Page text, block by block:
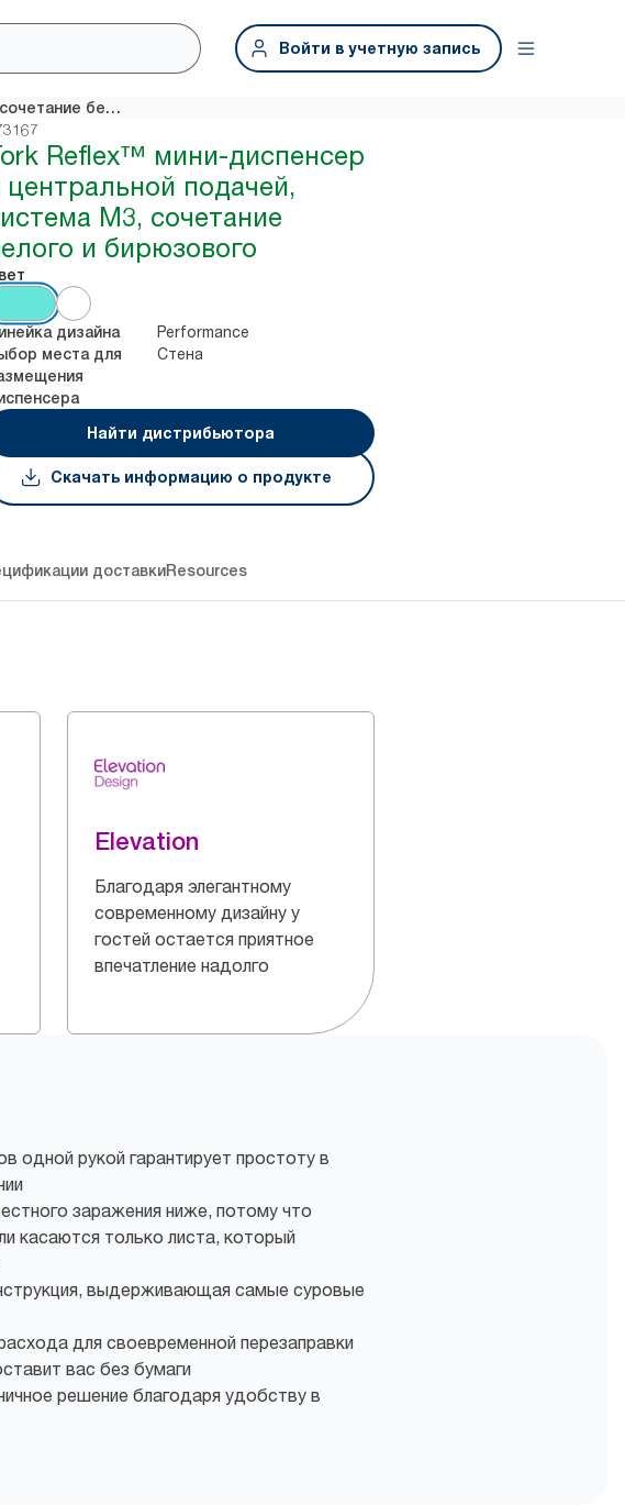
Войти в учетную запись
Tork Reflex™ мини-диспенсер с центральной подачей, система M3, сочетание белого и бирюзового
Reflex™ мини-диспенсер
центральной подачей,
M3, сочетание
и бирюзового
дизайна Performance
места для
Стена
Найти дистрибьютора
Скачать информацию о продукте
доставкиResources
Elevation
Благодаря элегантному
современному дизайну у
гостей остается приятное
впечатление надолго
одной рукой гарантирует простоту в
заражения ниже, потому что
касаются только листа, который
выдерживающая самые суровые
для своевременной перезаправки
вас без бумаги
решение благодаря удобству в